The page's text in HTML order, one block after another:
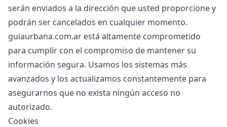
serán enviados a la dirección que usted proporcione y
podrán ser cancelados en cualquier momento.
guiaurbana.com.ar está altamente comprometido
para cumplir con el compromiso de mantener su
información segura. Usamos los sistemas más
avanzados y los actualizamos constantemente para
asegurarnos que no exista ningún acceso no
autorizado.
Cookies